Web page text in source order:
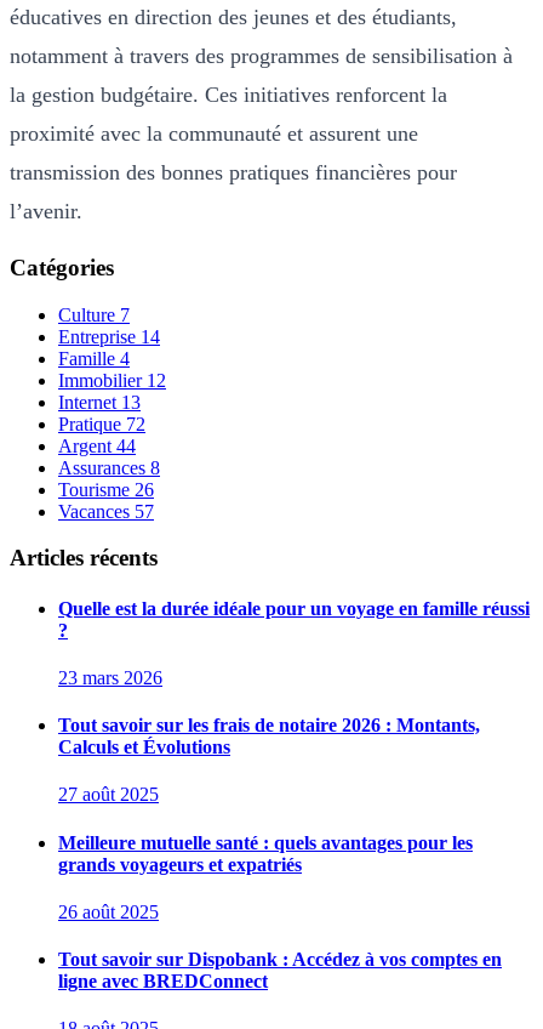
éducatives en direction des jeunes et des étudiants,
notamment à travers des programmes de sensibilisation à
la gestion budgétaire. Ces initiatives renforcent la
proximité avec la communauté et assurent une
transmission des bonnes pratiques financières pour
l’avenir.
Catégories
Culture 7
Entreprise 14
Famille 4
Immobilier 12
Internet 13
Pratique 72
Argent 44
Assurances 8
Tourisme 26
Vacances 57
Articles récents
Quelle est la durée idéale pour un voyage en famille réussi
?
23 mars 2026
Tout savoir sur les frais de notaire 2026 : Montants,
Calculs et Évolutions
27 août 2025
Meilleure mutuelle santé : quels avantages pour les
grands voyageurs et expatriés
26 août 2025
Tout savoir sur Dispobank : Accédez à vos comptes en
ligne avec BREDConnect